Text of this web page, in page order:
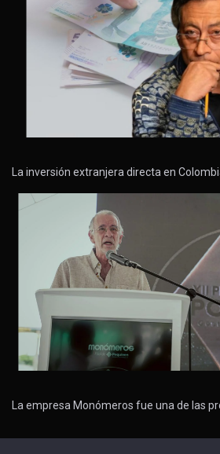
La inversión extranjera directa en
La empresa Monómeros fue una de las